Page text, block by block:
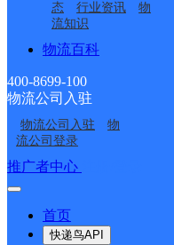
态
行业资讯
物
流知识
物流百科
400-8699-100
物流公司入驻
物流公司入驻
物
流公司登录
推广者中心
首页
快递鸟API
峰二路,
Q:庆云阁,
都,水阁
业中心 T:
路,文丽